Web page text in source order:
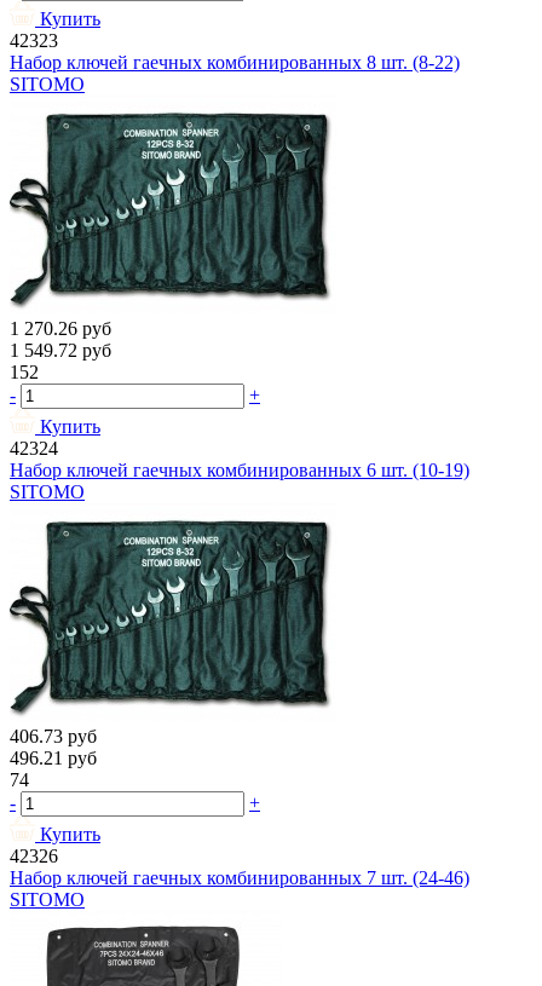
Купить
42323
Набор ключей гаечных комбинированных 8 шт. (8-22)
SITOMO
1 270.26 руб
1 549.72 руб
152
-
+
Купить
42324
Набор ключей гаечных комбинированных 6 шт. (10-19)
SITOMO
406.73 руб
496.21 руб
74
-
+
Купить
42326
Набор ключей гаечных комбинированных 7 шт. (24-46)
SITOMO